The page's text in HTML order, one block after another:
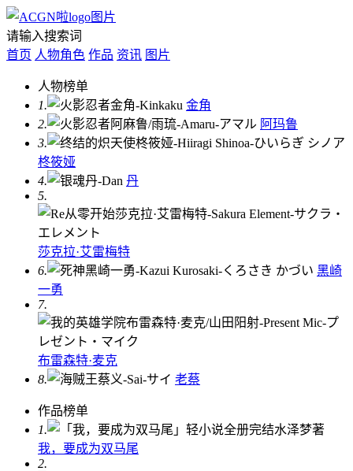
请输入搜索词
首页 人物角色 作品 资讯 图片
人物榜单
1.
金角
2.
阿玛鲁
3.
柊筱娅
4.
丹
5.
莎克拉·艾雷梅特
6.
黑崎
一勇
7.
布雷森特·麦克
8.
老蔡
作品榜单
1.
我，要成为双马尾
2.